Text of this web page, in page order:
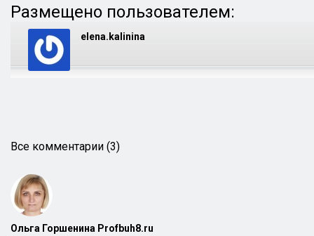
Размещено пользователем:
elena.kalinina
Все комментарии (3)
Ольга Горшенина Profbuh8.ru